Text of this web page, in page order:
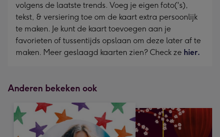
x
240
mm
volgens de laatste trends. Voeg je eigen foto('s),
tekst, & versiering toe om de kaart extra persoonlijk
te maken. Je kunt de kaart toevoegen aan je
favorieten of tussentijds opslaan om deze later af te
maken. Meer geslaagd kaarten zien? Check ze hier.
Anderen bekeken ook